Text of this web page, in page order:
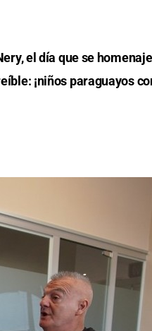
el día que se
¡niños paraguayos